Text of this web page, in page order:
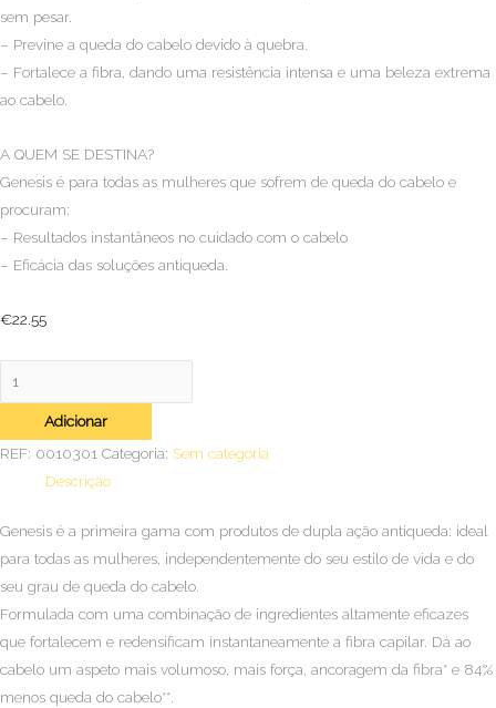
sem pesar.
– Previne a queda do cabelo devido à quebra.
– Fortalece a fibra, dando uma resistência intensa e uma beleza extrema
ao cabelo.
A QUEM SE DESTINA?
Genesis é para todas as mulheres que sofrem de queda do cabelo e
procuram:
– Resultados instantâneos no cuidado com o cabelo
– Eficácia das soluções antiqueda.
€22.55
Adicionar
REF: 0010301 Categoria: Sem categoria
Descrição
Genesis é a primeira gama com produtos de dupla ação antiqueda: ideal
para todas as mulheres, independentemente do seu estilo de vida e do
seu grau de queda do cabelo.
Formulada com uma combinação de ingredientes altamente eficazes
que fortalecem e redensificam instantaneamente a fibra capilar. Dá ao
cabelo um aspeto mais volumoso, mais força, ancoragem da fibra* e 84%
menos queda do cabelo**.